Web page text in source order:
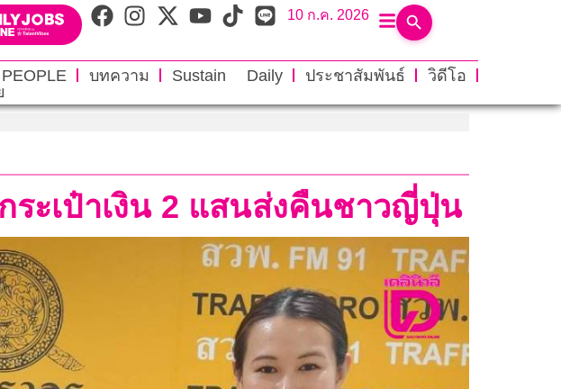
10 ก.ค. 2026
PEOPLE บทความ Sustain Daily ประชาสัมพันธ์
วิดีโอ
ะเป๋าเงิน 2 แสนส่งคืนชาวญี่ปุ่น